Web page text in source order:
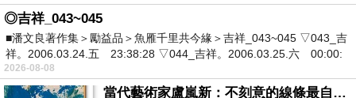
▲ 美國【The First Years】Take&Toss 防漏吸管學習杯(10oz/四入-彩色/粉紅)
的實物拍攝
◎吉祥_043~045
■潘文良著作集＞勵益品＞魚雁千里共今緣＞吉祥_043~045 ▽043_吉
祥。2006.03.24.五 23:38:28 ▽044_吉祥。2006.03.25.六 00:00:
2026-08-08
當代藝術家盧嵐新：不刻意的線條最自由，讓色彩流動、筆觸自己說話